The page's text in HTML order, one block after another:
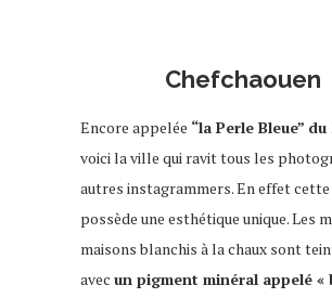
Chefchaouen
Encore appelée “la Perle Bleue”
voici la ville qui ravit tous les
autres instagrammers. En effet
possède une esthétique unique. Les
maisons blanchis à la chaux sont
avec un pigment minéral appelé «